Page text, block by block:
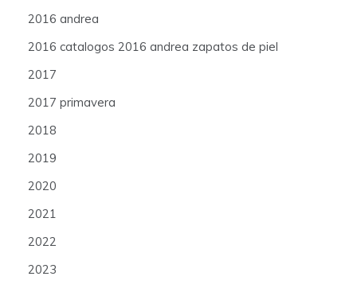
2016 andrea
2016 catalogos 2016 andrea zapatos de piel
2017
2017 primavera
2018
2019
2020
2021
2022
2023